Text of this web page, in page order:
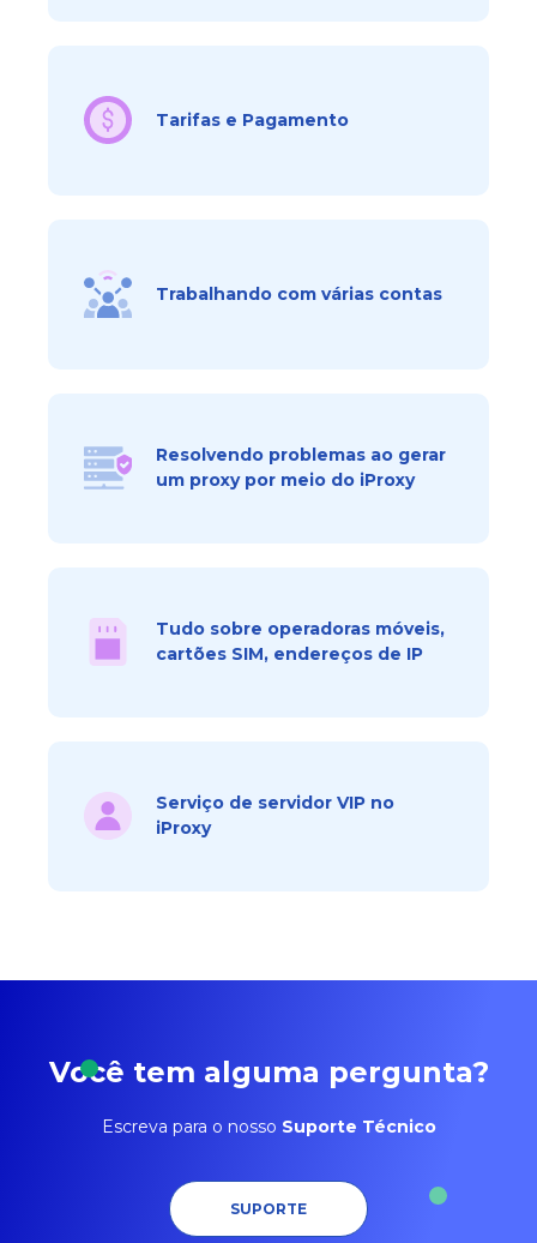
Tarifas e Pagamento
Trabalhando com várias contas
Resolvendo problemas ao gerar
um proxy por meio do iProxy
Tudo sobre operadoras móveis,
cartões SIM, endereços de IP
Serviço de servidor VIP no
iProxy
Você tem alguma pergunta?
Escreva para o nosso Suporte Técnico
SUPORTE